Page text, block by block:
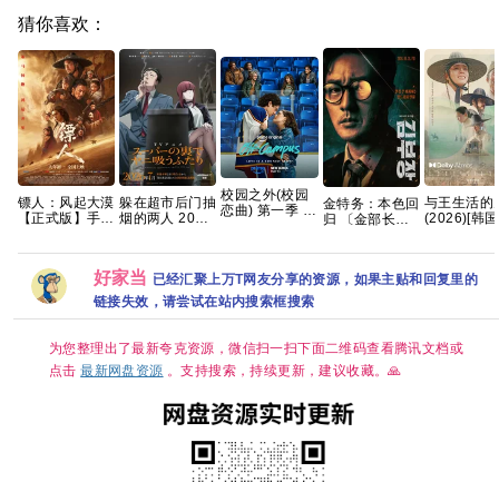
猜你喜欢：
镖人：风起大漠
【正式版】手慢
盘REMUX｜国
粤双语】夸克
躲在超市后门抽
烟的两人 2026
校园之外(校园
恋曲) 第一季 爱 金特务：本色回
归 〔金部长〕
语音轨内封官方
幕.1080p.NF.WEB-
与王生活的
(2026)[韩
[1080P]
好家当 已经汇聚上万T网友分享的资源，如果主贴和回复里的
链接失效，请尝试在站内搜索框搜索
为您整理出了最新夸克资源，微信扫一扫下面二维码查看腾讯文档或
点击最新网盘资源 。支持搜索，持续更新，建议收藏。🙏